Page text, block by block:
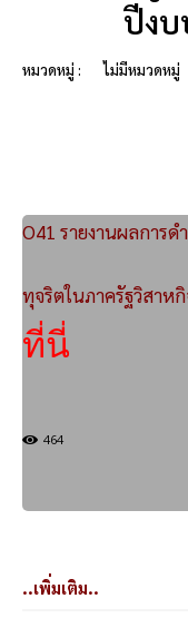
ปีงบ
หมวดหมู่ : ไม่มีหมวดหมู่
O41 รายงานผลการ
ทุจริตในภาครัฐวิสาห
ที่นี่
464
..เพิ่มเติม..